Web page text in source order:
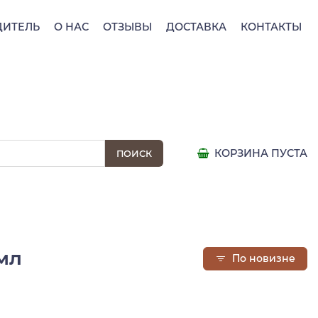
О НАС ОТЗЫВЫ ДОСТАВКА КОНТАКТЫ
КОРЗИНА ПУСТА
По новизне